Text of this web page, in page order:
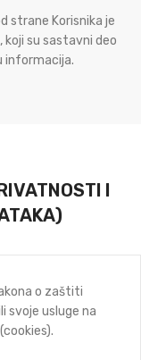
strane Korisnika je
koji su sastavni deo
informacija.
I
o zaštiti
svoje usluge na